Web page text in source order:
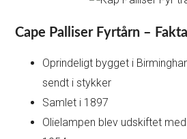
Cape Palliser Fyrtårn – Fakta
Oprindeligt bygget i
sendt i stykker
Samlet i 1897
Olielampen blev udskiftet